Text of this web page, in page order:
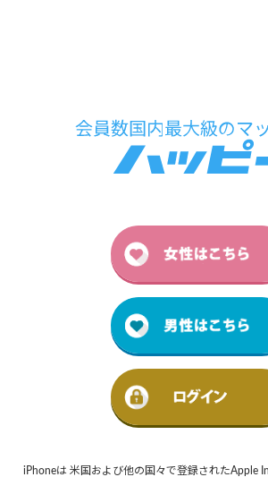
iPhoneは 米国および他の国々で登録されたApple